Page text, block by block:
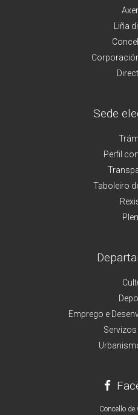
Liña
Sede
Perfil
Taboleiro
Emprego e
Concello